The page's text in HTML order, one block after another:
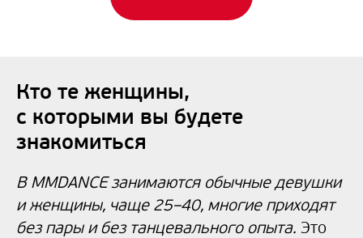
Кто те женщины,
с которыми вы будете
знакомиться
В MMDANCE занимаются обычные девушки
и женщины, чаще 25–40, многие приходят
без пары и без танцевального опыта. Это